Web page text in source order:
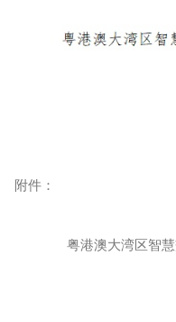
附件：
粤港澳大湾区智